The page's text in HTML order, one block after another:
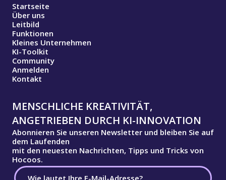
Startseite
Über uns
Leitbild
Funktionen
Kleines Unternehmen
KI-Toolkit
Community
Anmelden
Kontakt
MENSCHLICHE KREATIVITÄT,
ANGETRIEBEN DURCH KI-INNOVATION
Abonnieren Sie unseren Newsletter und bleiben Sie auf
dem Laufenden
mit den neuesten Nachrichten, Tipps und Tricks von
Hocoos.